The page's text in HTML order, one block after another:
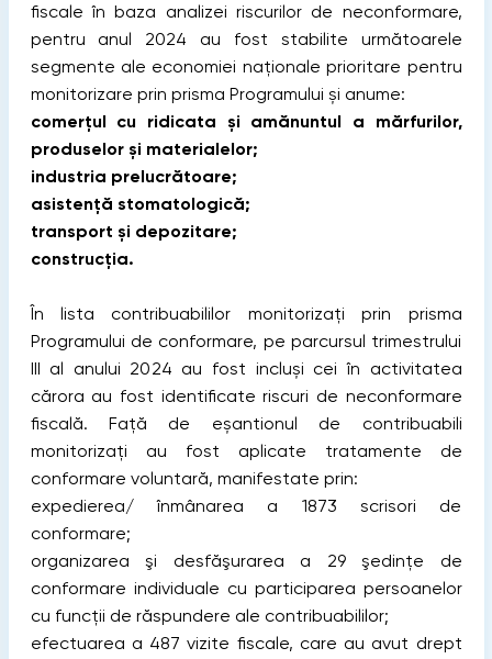
fiscale în baza analizei riscurilor de neconformare,
pentru anul 2024 au fost stabilite următoarele
segmente ale economiei naționale prioritare pentru
monitorizare prin prisma Programului și anume:
comerțul cu ridicata și amănuntul a mărfurilor,
produselor și materialelor;
industria prelucrătoare;
asistență stomatologică;
transport și depozitare;
construcția.
În lista contribuabililor monitorizați prin prisma
Programului de conformare, pe parcursul trimestrului
III al anului 2024 au fost incluși cei în activitatea
cărora au fost identificate riscuri de neconformare
fiscală. Față de eșantionul de contribuabili
monitorizați au fost aplicate tratamente de
conformare voluntară, manifestate prin:
expedierea/ înmânarea a 1873 scrisori de
conformare;
organizarea şi desfăşurarea a 29 şedinţe de
conformare individuale cu participarea persoanelor
cu funcţii de răspundere ale contribuabililor;
efectuarea a 487 vizite fiscale, care au avut drept